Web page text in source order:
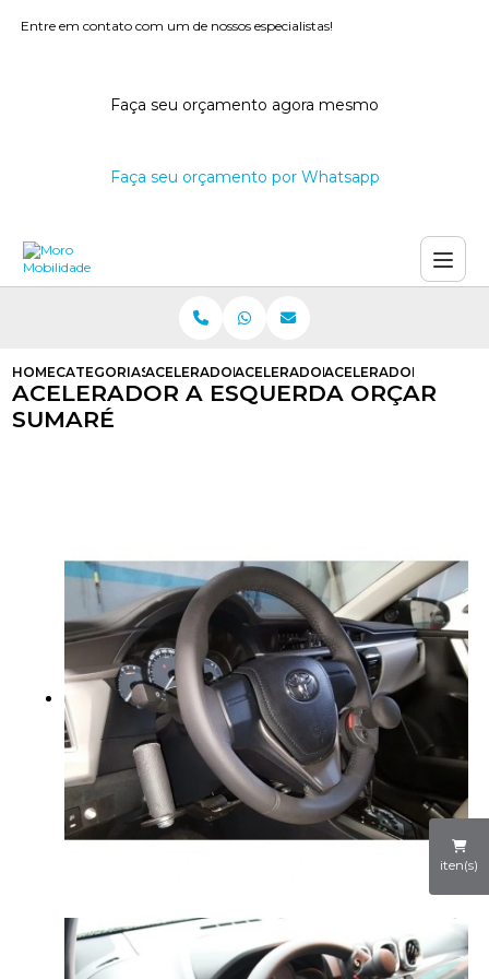
Entre em contato com um de nossos especialistas!
Faça seu orçamento agora mesmo
Faça seu orçamento por Whatsapp
iten(s)
HOMECATEGORIASACELERADORES A ESQUERDA
ACELERADOR A ESQUERDA
ACELERADOR A
ACELERADOR A ESQUERDA ORÇAR
SUMARÉ